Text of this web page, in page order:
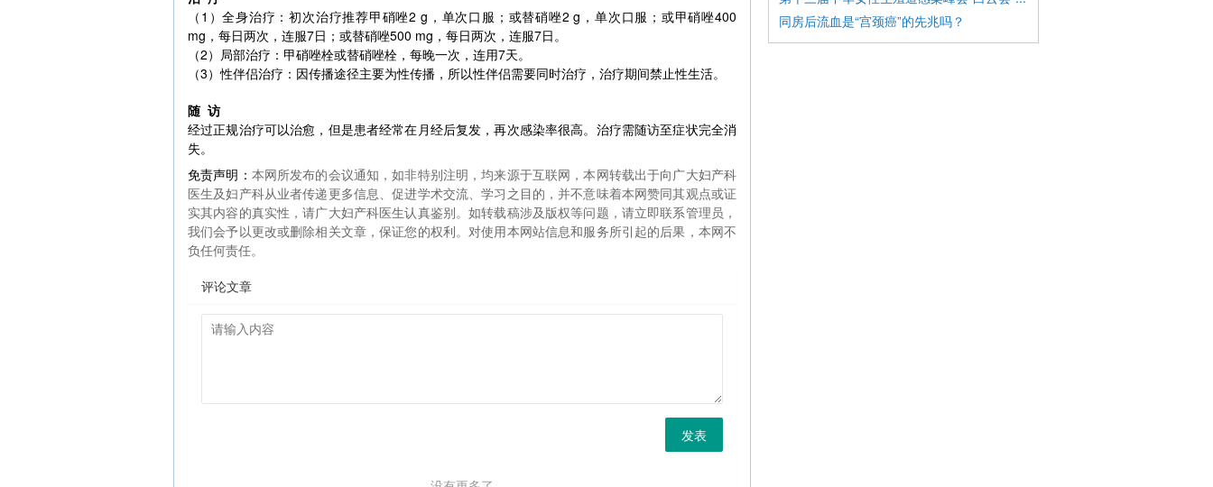
（1）全身治疗：初次治疗推荐甲硝唑2 g，单次口服；或替硝唑2 g，单次口服；或甲硝唑400
mg，每日两次，连服7日；或替硝唑500 mg，每日两次，连服7日。
（2）局部治疗：甲硝唑栓或替硝唑栓，每晚一次，连用7天。
（3）性伴侣治疗：因传播途径主要为性传播，所以性伴侣需要同时治疗，治疗期间禁止性生活。
随 访
经过正规治疗可以治愈，但是患者经常在月经后复发，再次感染率很高。治疗需随访至症状完全消
失。
免责声明： 本网所发布的会议通知，如非特别注明，均来源于互联网，本网转载出于向广大妇产科
医生及妇产科从业者传递更多信息、促进学术交流、学习之目的，并不意味着本网赞同其观点或证
实其内容的真实性，请广大妇产科医生认真鉴别。如转载稿涉及版权等问题，请立即联系管理员，
我们会予以更改或删除相关文章，保证您的权利。对使用本网站信息和服务所引起的后果，本网不
负任何责任。
评论文章
发表
同房后流血是“宫颈癌”的先兆吗？